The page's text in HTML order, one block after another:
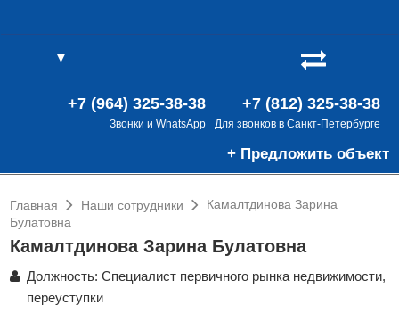
▼
+7 (812) 325-38-38
Для звонков в Санкт-Петербурге
+7 (964) 325-38-38
Звонки и WhatsApp
+ Предложить объект
Главная Наши сотрудники
Камалтдинова Зарина
Булатовна
Камалтдинова Зарина Булатовна
Должность: Специалист первичного рынка недвижимости,
переуступки